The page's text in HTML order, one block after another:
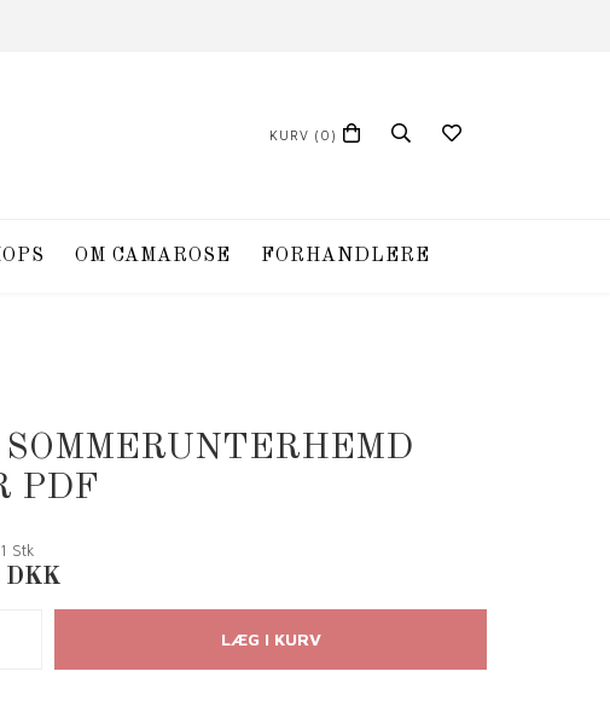
KURV (0)
OM CAMAROSE FORHANDLERE
SOMMERUNTERHEMD
PDF
Stk
DKK